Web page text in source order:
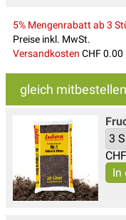
5% Mengenrabatt ab 3
Preise inkl. MwSt.
Versandkosten CHF 0.00
gleich mitbestellen
CHF